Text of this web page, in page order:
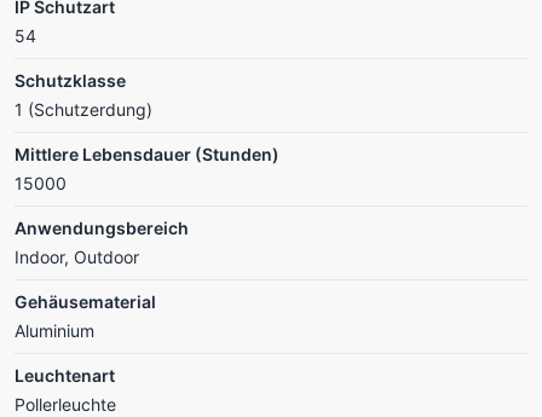
IP Schutzart
54
Schutzklasse
1 (Schutzerdung)
Mittlere Lebensdauer (Stunden)
15000
Anwendungsbereich
Indoor, Outdoor
Gehäusematerial
Aluminium
Leuchtenart
Pollerleuchte